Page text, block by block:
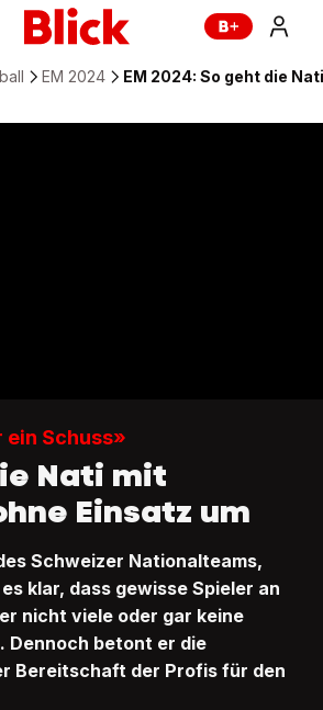
EM 2024 EM 2024: So geht die
ein Schuss»
Nati mit
Einsatz um
Schweizer Nationalteams,
klar, dass gewisse Spieler an
nicht viele oder gar keine
Dennoch betont er die
Bereitschaft der Profis für den